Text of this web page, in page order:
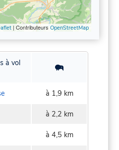
| Contributeurs OpenStreetMap
à vol
à 1,9 km
à 2,2 km
à 4,5 km